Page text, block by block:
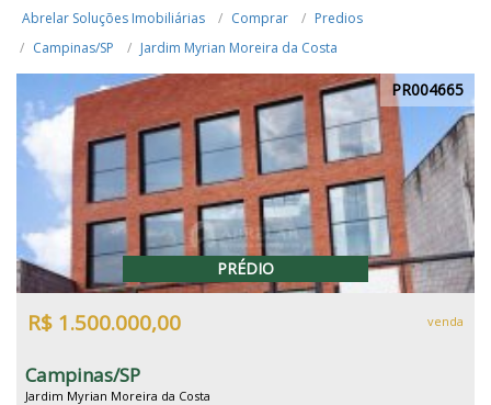
Abrelar Soluções Imobiliárias Comprar
Predios
Campinas/SP
Jardim Myrian Moreira da Costa
PR004665
PRÉDIO
R$ 1.500.000,00 venda
Campinas/SP
Jardim Myrian Moreira da Costa